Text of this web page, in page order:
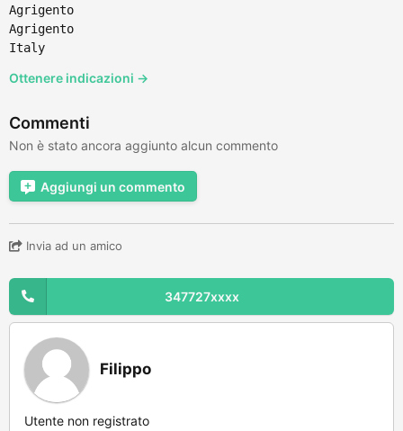
Agrigento
Agrigento
Italy
Ottenere indicazioni →
Commenti
Non è stato ancora aggiunto alcun commento
Aggiungi un commento
Invia ad un amico
347727xxxx
Filippo
Utente non registrato